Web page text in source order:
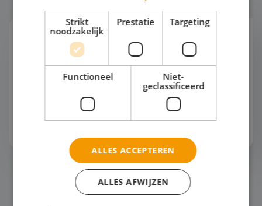
Zeilen
Nederland is één groot zeilklaslokaal. Van het
IJsselmeer en het Markermeer tot de Friese meren
en de Waddenzee. Water, wind en ruimte om
samen echt in actie te komen. Elke dag ziet e...
Bekijk het thema
Strikt
noodzakelijk
Prestatie Targeting
Functioneel
Niet-
geclassificeerd
ALLES ACCEPTEREN
ALLES AFWIJZEN